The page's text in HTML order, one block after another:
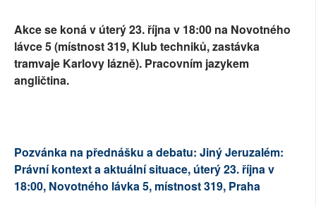
Akce se koná v úterý 23. října v 18:00 na Novotného
lávce 5 (místnost 319, Klub techniků, zastávka
tramvaje Karlovy lázně). Pracovním jazykem
angličtina.
Pozvánka na přednášku a debatu: Jiný Jeruzalém:
Právní kontext a aktuální situace, úterý 23. října v
18:00, Novotného lávka 5, místnost 319, Praha